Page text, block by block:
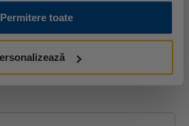
Permitere toatesau intoleranță la
la vitamina D.